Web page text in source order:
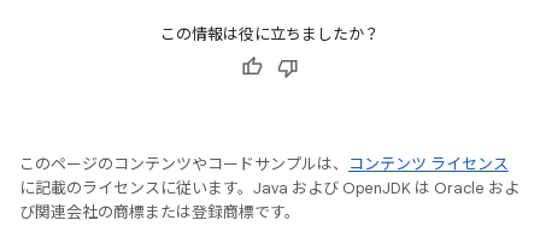
この情報は役に立ちましたか？
このページのコンテンツやコードサンプルは、
コンテンツ ライセンス
に記載のライセンスに従います。Java および OpenJDK は Oracle およ
び関連会社の商標または登録商標です。